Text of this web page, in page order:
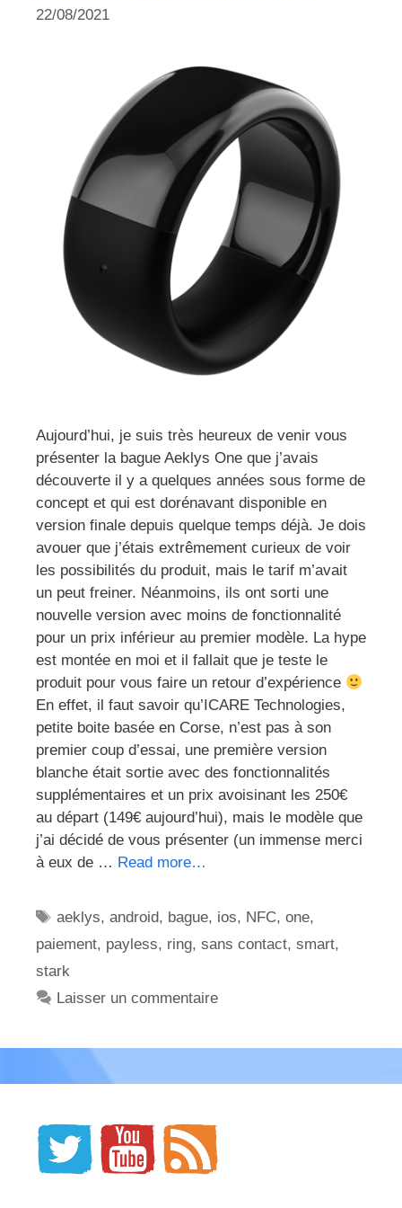
22/08/2021
Aujourd’hui, je suis très heureux de venir vous
présenter la bague Aeklys One que j’avais
découverte il y a quelques années sous forme de
concept et qui est dorénavant disponible en
version finale depuis quelque temps déjà. Je dois
avouer que j’étais extrêmement curieux de voir
les possibilités du produit, mais le tarif m’avait
un peut freiner. Néanmoins, ils ont sorti une
nouvelle version avec moins de fonctionnalité
pour un prix inférieur au premier modèle. La hype
est montée en moi et il fallait que je teste le
produit pour vous faire un retour d’expérience
En effet, il faut savoir qu’ICARE Technologies,
petite boite basée en Corse, n’est pas à son
premier coup d’essai, une première version
blanche était sortie avec des fonctionnalités
supplémentaires et un prix avoisinant les 250€
au départ (149€ aujourd’hui), mais le modèle que
j’ai décidé de vous présenter (un immense merci
à eux de … Read more…
Étiquettes
aeklys,android, bague, ios, NFC,one,
paiement, payless, ring, sans contact, smart,
stark
Laisser un commentaire